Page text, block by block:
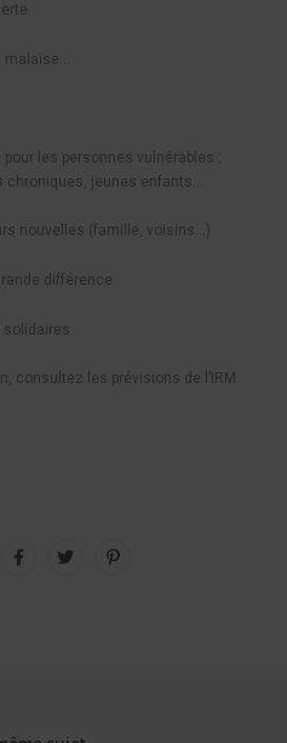
les personnes vulnérables :
jeunes enfants…
nouvelles (famille, voisins…)
différence
solidaires
consultez les prévisions de l’IRM.